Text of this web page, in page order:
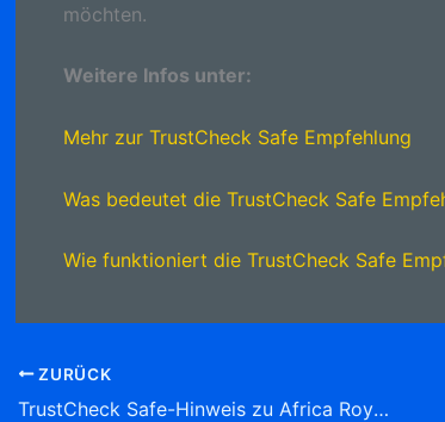
möchten.
Weitere Infos unter:
Mehr zur TrustCheck Safe Empfehlung
Was bedeutet die TrustCheck Safe
Wie funktioniert die TrustCheck Safe
ZURÜCK
TrustCheck Safe-Hinweis zu Africa Royal Tours GmbH Adams-Lehmann-Str. 109, (Schwabing-West) 80797 München Tel: 089 1 27 09 11 16 Reisebüros